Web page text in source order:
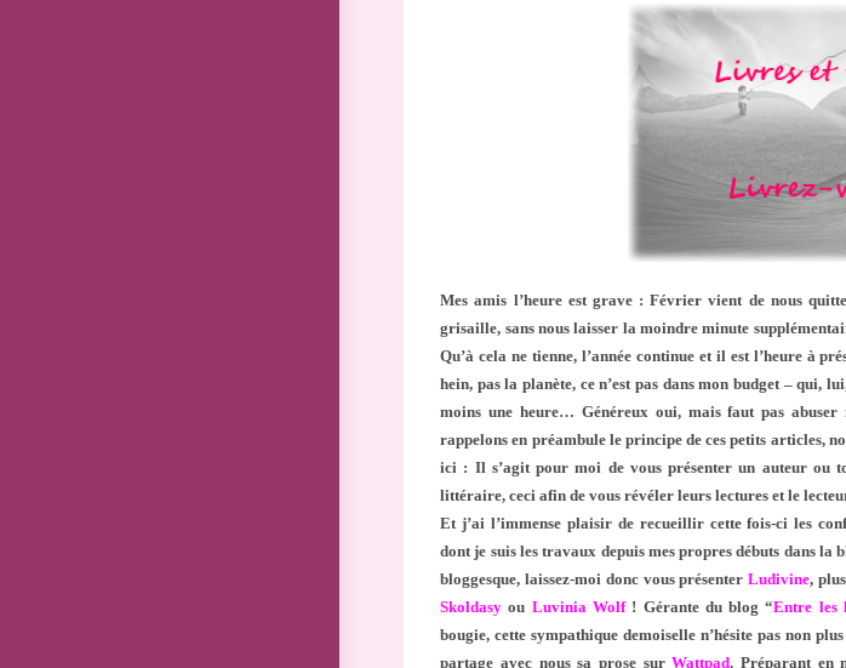
Mes amis l’heure est grave : Février vient de nous
grisaille, sans nous laisser la moindre minute
Qu’à cela ne tienne, l’année continue et il est l’heure à
hein, pas la planète, ce n’est pas dans mon budget –
moins une heure… Généreux oui, mais faut pas
rappelons en préambule le principe de ces petits articles,
ici : Il s’agit pour moi de vous présenter un auteur ou
littéraire, ceci afin de vous révéler leurs lectures et le
Et j’ai l’immense plaisir de recueillir cette fois-ci les
dont je suis les travaux depuis mes propres débuts dans la
bloggesque, laissez-moi donc vous présenterLudivine,
Skoldasy ou Luvinia Wolf! Gérante du blog “Entre les
bougie, cette sympathique demoiselle n’hésite pas non
partage avec nous sa prose surWattpad. Préparant en